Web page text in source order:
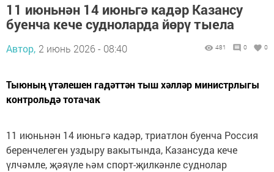
11 июньнән 14 июньгә кадәр Казансу
буенча кече судноларда йөрү тыела
Автор, 2 июнь 2026 - 08:40 481 0 0
Тыюның үтәлешен гадәттән тыш хәлләр министрлыгы
контрольдә тотачак
11 июньнән 14 июньгә кадәр, триатлон буенча Россия
беренчелеген уздыру вакытында, Казансуда кече
үлчәмле, җәяүле һәм спорт-җилкәнле суднолар